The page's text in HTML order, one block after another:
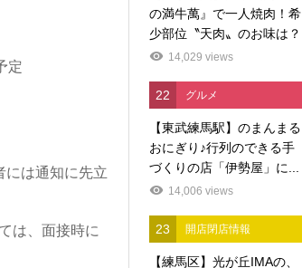
定
には通知に先立
は、面接時に
の満牛萬』で一人焼肉！希
少部位〝天肉〟のお味は？
14,029 views
22 グルメ
【東武練馬駅】のまんまる
おにぎり♪行列のできる手
づくりの店「伊勢屋」に...
14,006 views
23 開店閉店情報
【練馬区】光が丘IMAの、